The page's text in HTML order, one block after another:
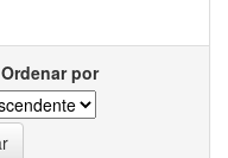
Ordenar por